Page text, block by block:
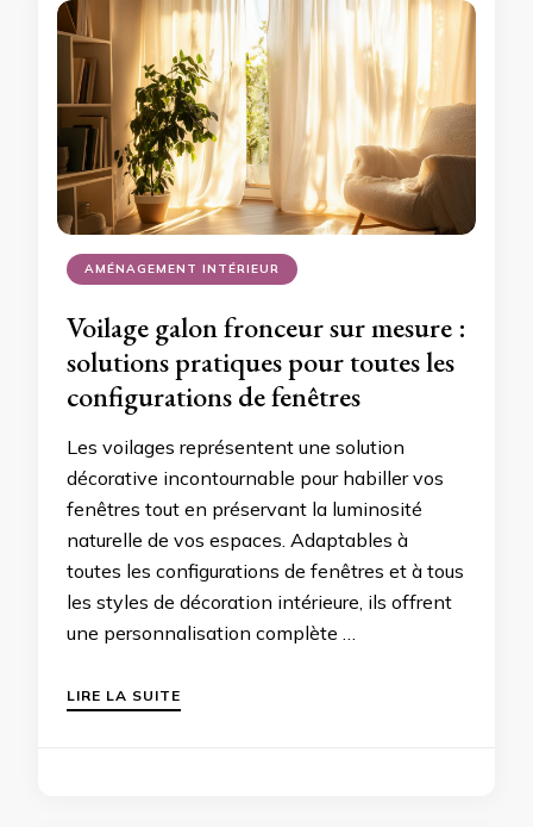
AMÉNAGEMENT INTÉRIEUR
Voilage galon fronceur sur mesure :
solutions pratiques pour toutes les
configurations de fenêtres
Les voilages représentent une solution
décorative incontournable pour habiller vos
fenêtres tout en préservant la luminosité
naturelle de vos espaces. Adaptables à
toutes les configurations de fenêtres et à tous
les styles de décoration intérieure, ils offrent
une personnalisation complète …
LIRE LA SUITE